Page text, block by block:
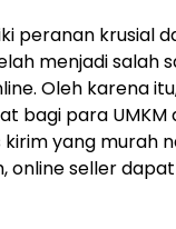
peranan
menjadi
Oleh karena
bagi para UMKM
yang murah
online seller